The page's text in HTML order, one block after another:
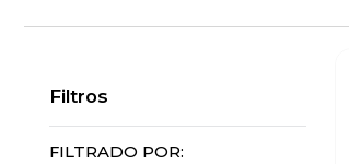
6.
Filtros
FILTRADO POR: